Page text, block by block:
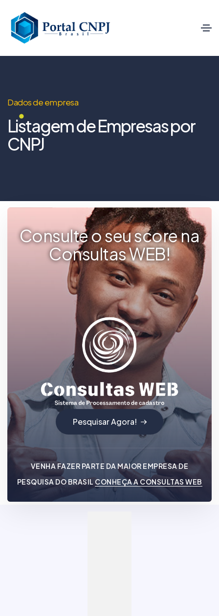
Dados de empresa
Listagem de Empresas por
CNPJ
Consulte o seu score na
Consultas WEB!
Pesquisar Agora!
VENHA FAZER PARTE DA MAIOR EMPRESA DE
PESQUISA DO BRASIL CONHEÇA A CONSULTAS WEB